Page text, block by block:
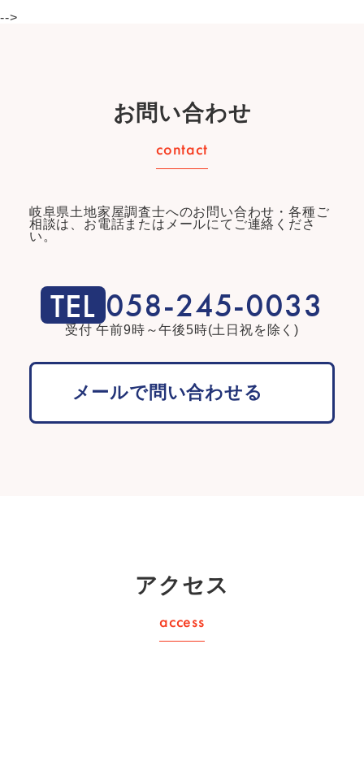
-->
お問い合わせ
岐阜県土地家屋調査士へのお問い合わせ・各種ご
相談は、 お電話またはメールにてご連絡くださ
い。
058-245-0033
受付 午前9時～午後5時(土日祝を除く)
メールで問い合わせる
アクセス